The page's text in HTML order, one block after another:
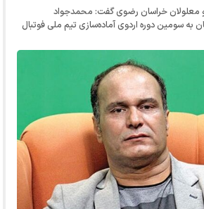
و معلولان خراسان رضوی گفت: محمدجواد
به سومین دوره اردوی آماده‌سازی تیم ملی فوتبال
با عارضه حرکتی دعوت شد.